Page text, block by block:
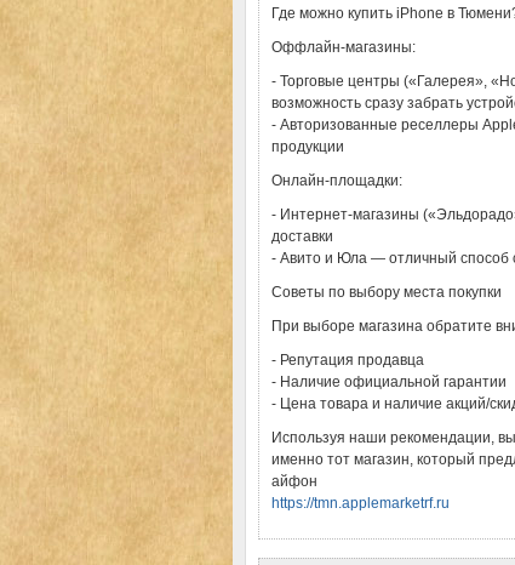
Где можно купить iPhone в
Оффлайн-магазины:
- Торговые центры («Галерея»,
возможность сразу забрать
- Авторизованные реселлеры
продукции
Онлайн-площадки:
- Интернет-магазины
доставки
- Авито и Юла — отличный способ
Советы по выбору места покупки
При выборе магазина обратите
- Репутация продавца
- Наличие официальной гарантии
- Цена товара и наличие акций/
Используя наши рекомендации,
именно тот магазин, который
айфон
https://tmn.applemarketrf.ru